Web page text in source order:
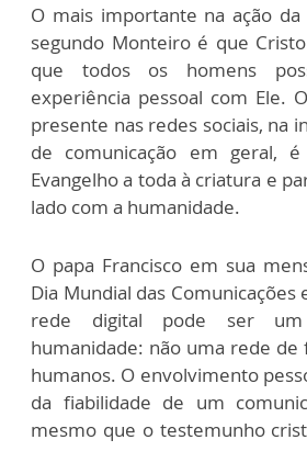
O mais importante na ação
segundo Monteiro é que
que todos os homens
experiência pessoal com Ele.
presente nas redes sociais, na
de comunicação em geral,
Evangelho a toda à criatura e
lado com a humanidade.
O papa Francisco em sua
Dia Mundial das
rede digital pode ser
humanidade: não uma rede de
humanos. O envolvimento
da fiabilidade de um
mesmo que o testemunho